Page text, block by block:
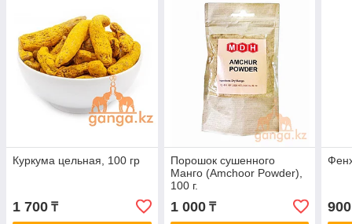
Куркума цельная, 100 гр
1 700 ₸
Порошок сушенного
Манго (Amchoor Powder),
100 г.
1 000₸ 900